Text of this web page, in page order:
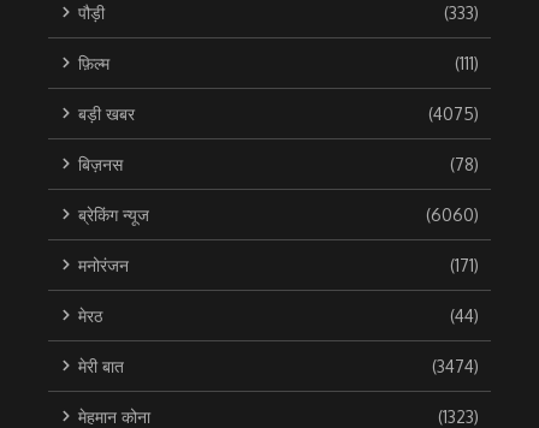
पौड़ी (333)
फ़िल्म (111)
बड़ी खबर (4075)
बिज़नस (78)
ब्रेकिंग न्यूज (6060)
मनोरंजन (171)
मेरठ (44)
मेरी बात (3474)
मेहमान कोना (1323)